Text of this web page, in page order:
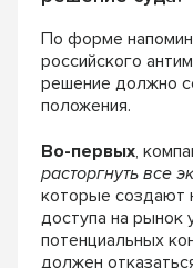
По форме
российского
решение должно
положения.
Во-первых,
расторгнуть все
которые создают
доступа на рынок
потенциальных
должен